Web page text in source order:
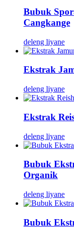
Bubuk
Cangkange
deleng liyane
Ekstrak
deleng liyane
Ekstrak
deleng liyane
Bubuk
Organik
deleng liyane
Bubuk